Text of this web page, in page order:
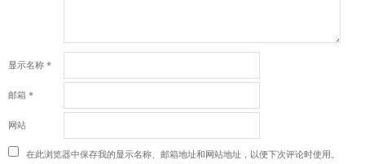
显示名称 *
邮箱 *
网站
在此浏览器中保存我的显示名称、邮箱地址和网站地址，以便下次评论时使用。